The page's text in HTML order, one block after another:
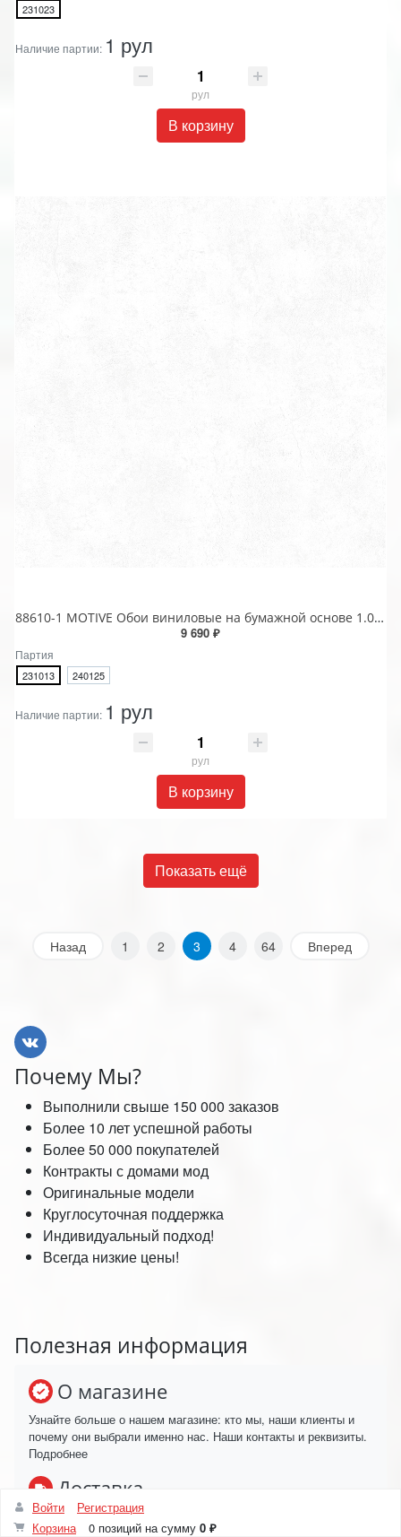
231023
Наличие партии: 1 рул
рул
В корзину
88610-1 MOTIVE Обои виниловые на бумажной основе 1.06*15.6
9 690 ₽
Партия
231013 240125
Наличие партии: 1 рул
рул
В корзину
Показать ещё
Назад 1 2 3 4 64 Вперед
Почему Мы?
Выполнили свыше 150 000 заказов
Более 10 лет успешной работы
Более 50 000 покупателей
Контракты с домами мод
Оригинальные модели
Круглосуточная поддержка
Индивидуальный подход!
Всегда низкие цены!
Полезная информация
О магазине
Узнайте больше о нашем магазине: кто мы, наши клиенты и
почему они выбрали именно нас. Наши контакты и реквизиты.
Подробнее
Доставка
Доставим ваш заказ в любой регион России, в удобное время
и день. Работаем для вас, без выходных.
Войти
Регистрация
Корзина
0 позиций на сумму 0 ₽